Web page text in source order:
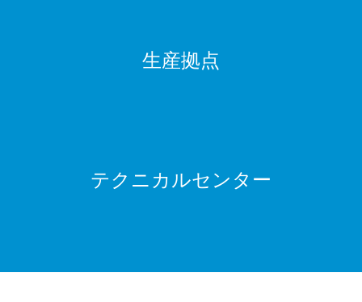
生産拠点
テクニカルセンター